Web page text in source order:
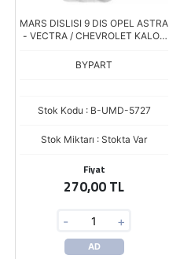
MARS DISLISI 9 DIS OPEL ASTRA
- VECTRA / CHEVROLET KALOS
BYPART
Stok Kodu : B-UMD-5727
Stok Miktarı : Stokta Var
Fiyat
270,00 TL
- +
AD